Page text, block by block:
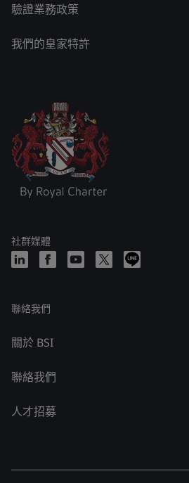
驗證業務政策
我們的皇家特許
社群媒體
聯絡我們
關於 BSI
聯絡我們
人才招募